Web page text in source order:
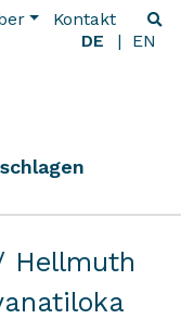
Kontakt
DE
EN
Hellmuth